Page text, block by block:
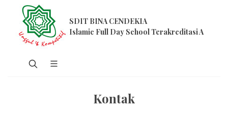
SDIT BINA CENDEKIA
Islamic Full Day School Terakreditasi A
Kontak